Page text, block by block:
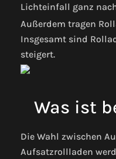
Lichteinfall ganz
Außerdem tragen
Insgesamt sind
steigert.
Was ist
Die Wahl zwischen
Aufsatzrollladen